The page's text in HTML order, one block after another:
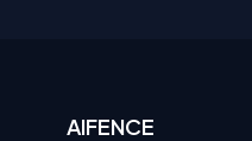
AIFENCE